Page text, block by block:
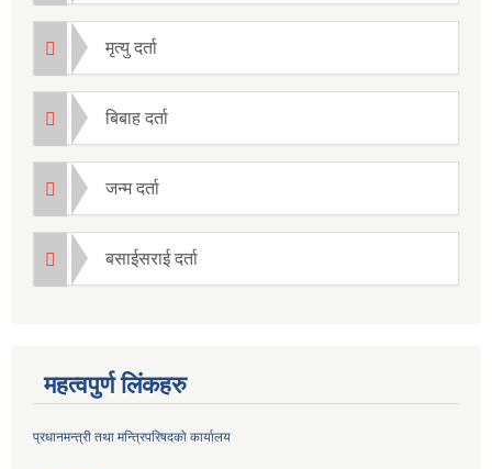
मृत्यु दर्ता
बिबाह दर्ता
जन्म दर्ता
बसाईसराई दर्ता
महत्वपुर्ण लिंकहरु
प्रधानमन्त्री तथा मन्त्रिपरिषदको कार्यालय